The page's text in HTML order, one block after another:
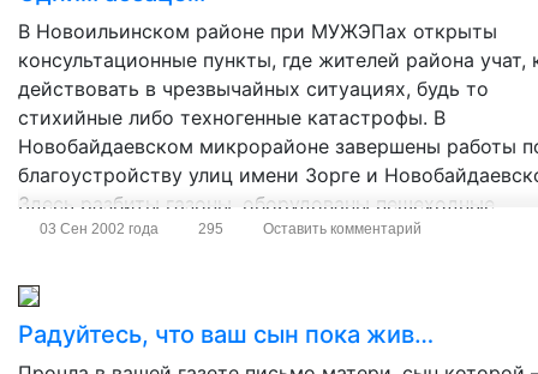
В Новоильинском районе при МУЖЭПах открыты
консультационные пункты, где жителей района учат,
действовать в чрезвычайных ситуациях, будь то
стихийные либо техногенные катастрофы. В
Новобайдаевском микрорайоне завершены работы
благоустройству улиц имени Зорге и
Здесь разбиты газоны, оборудованы пешеходные
дорожки. Подошли к финишу и строительные
Мурманская».
03 Сен 2002 года 295 Оставить комментарий
Радуйтесь, что ваш сын пока жив…